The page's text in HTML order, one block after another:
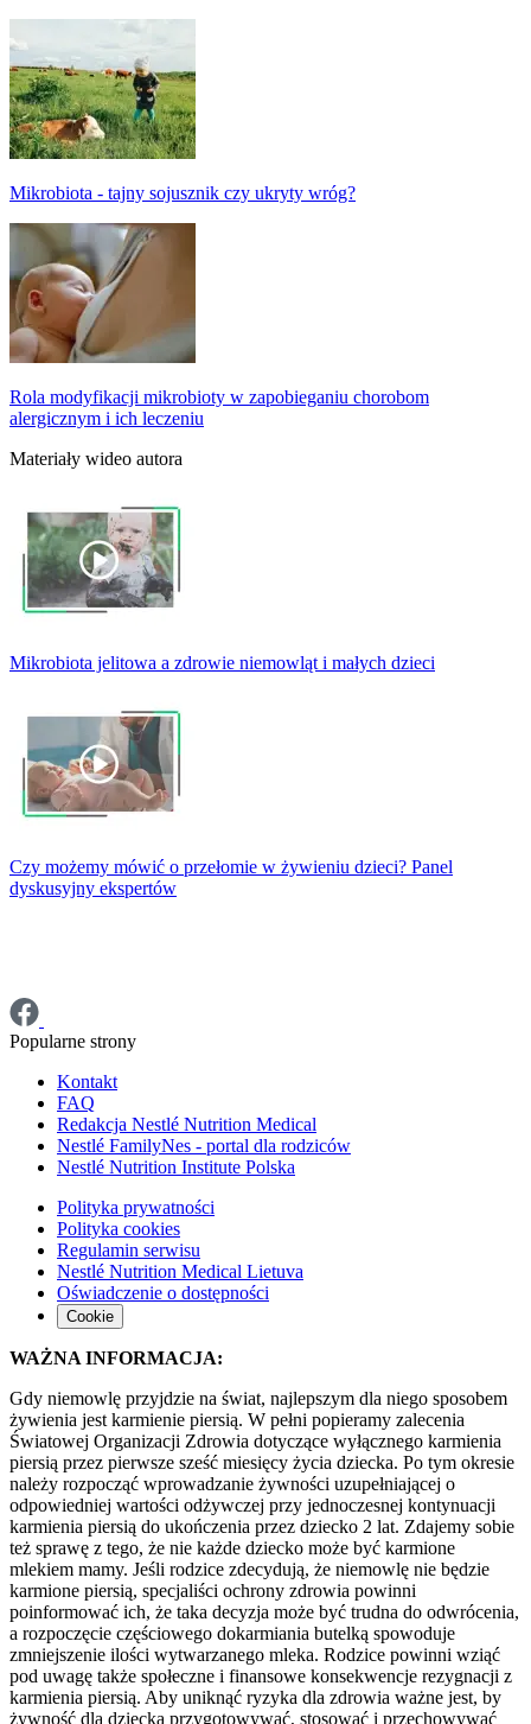
Mikrobiota - tajny sojusznik czy ukryty wróg?
Rola modyfikacji mikrobioty w zapobieganiu chorobom
alergicznym i ich leczeniu
Materiały wideo autora
Mikrobiota jelitowa a zdrowie niemowląt i małych dzieci
Czy możemy mówić o przełomie w żywieniu dzieci? Panel
dyskusyjny ekspertów
Popularne strony
Kontakt
FAQ
Redakcja Nestlé Nutrition Medical
Nestlé FamilyNes - portal dla rodziców
Nestlé Nutrition Institute Polska
Polityka prywatności
Polityka cookies
Regulamin serwisu
Nestlé Nutrition Medical Lietuva
Oświadczenie o dostępności
Cookie
WAŻNA INFORMACJA:
Gdy niemowlę przyjdzie na świat, najlepszym dla niego sposobem
żywienia jest karmienie piersią. W pełni popieramy zalecenia
Światowej Organizacji Zdrowia dotyczące wyłącznego karmienia
piersią przez pierwsze sześć miesięcy życia dziecka. Po tym okresie
należy rozpocząć wprowadzanie żywności uzupełniającej o
odpowiedniej wartości odżywczej przy jednoczesnej kontynuacji
karmienia piersią do ukończenia przez dziecko 2 lat. Zdajemy sobie
też sprawę z tego, że nie każde dziecko może być karmione
mlekiem mamy. Jeśli rodzice zdecydują, że niemowlę nie będzie
karmione piersią, specjaliści ochrony zdrowia powinni
poinformować ich, że taka decyzja może być trudna do odwrócenia,
a rozpoczęcie częściowego dokarmiania butelką spowoduje
zmniejszenie ilości wytwarzanego mleka. Rodzice powinni wziąć
pod uwagę także społeczne i finansowe konsekwencje rezygnacji z
karmienia piersią. Aby uniknąć ryzyka dla zdrowia ważne jest, by
żywność dla dziecka przygotowywać, stosować i przechowywać